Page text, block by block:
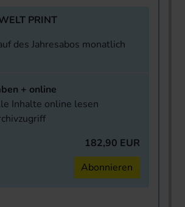
PRINT
des Jahresabos monatlich
+ online
Inhalte online lesen
182,90 EUR
Abonnieren